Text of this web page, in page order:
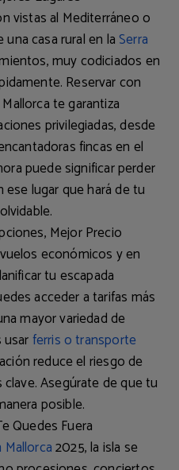
vistas al Mediterráneo o
una casa rural en laSerra
muy codiciados en
Reservar con
te garantiza
privilegiadas, desde
fincas en el
puede significar perder
lugar que hará de tu
Mejor Precio
económicos y en
tu escapada
acceder a tarifas más
mayor variedad de
usarferris o transporte
reduce el riesgo de
Asegúrate de que tu
posible.
Quedes Fuera
Mallorca2025, la isla se